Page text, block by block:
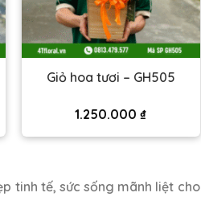
Giỏ hoa tươi – GH505
1.250.000₫
tinh tế, sức sống mãnh liệt cho